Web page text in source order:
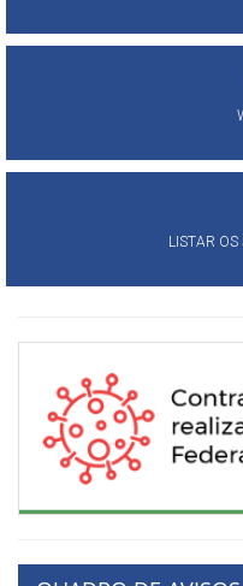
LISTAR OS